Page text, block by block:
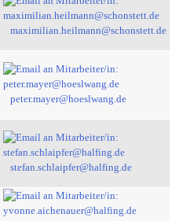
maximilian.heilmann@schonstett.de
peter.mayer@hoeslwang.de
stefan.schlaipfer@halfing.de